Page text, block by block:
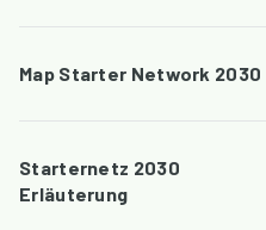
Map Starter Network 2030
Starternetz 2030
Erläuterung